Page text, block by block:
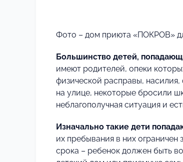
Фото – дом приюта «ПОКРОВ»
Большинство детей,
имеют родителей, опеки
физической расправы,
на улице, некоторые бросили
неблагополучная ситуация и
Изначально такие дети
их пребывания в них ограничен
срока – ребенок должен быть